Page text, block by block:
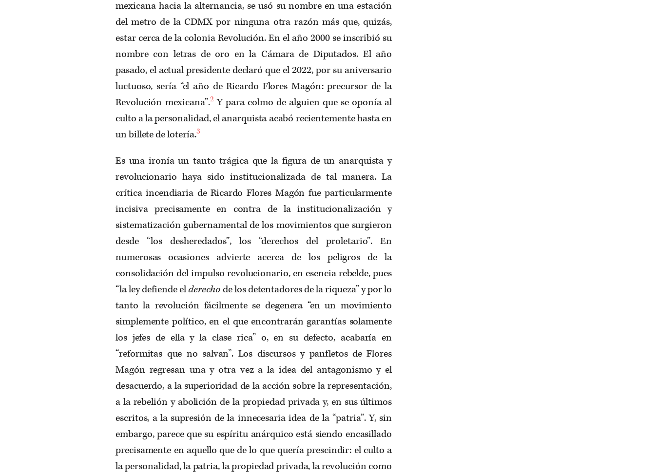
mexicana hacia la alternancia, se usó su nombre en una estación
del metro de la CDMX por ninguna otra razón más que, quizás,
estar cerca de la colonia Revolución. En el año 2000 se inscribió su
nombre con letras de oro en la Cámara de Diputados. El año
pasado, el actual presidente declaró que el 2022, por su aniversario
luctuoso, sería “el año de Ricardo Flores Magón: precursor de la
Revolución mexicana”.2 Y para colmo de alguien que se oponía al
culto a la personalidad, el anarquista acabó recientemente hasta en
un billete de lotería.3
Es una ironía un tanto trágica que la figura de un anarquista y
revolucionario haya sido institucionalizada de tal manera. La
crítica incendiaria de Ricardo Flores Magón fue particularmente
incisiva precisamente en contra de la institucionalización y
sistematización gubernamental de los movimientos que surgieron
desde “los desheredados”, los “derechos del proletario”. En
numerosas ocasiones advierte acerca de los peligros de la
consolidación del impulso revolucionario, en esencia rebelde, pues
“la ley defiende elderechode los detentadores de la riqueza” y por lo
tanto la revolución fácilmente se degenera “en un movimiento
simplemente político, en el que encontrarán garantías solamente
los jefes de ella y la clase rica” o, en su defecto, acabaría en
“reformitas que no salvan”. Los discursos y panfletos de Flores
Magón regresan una y otra vez a la idea del antagonismo y el
desacuerdo, a la superioridad de la acción sobre la representación,
a la rebelión y abolición de la propiedad privada y, en sus últimos
escritos, a la supresión de la innecesaria idea de la “patria”. Y, sin
embargo, parece que su espíritu anárquico está siendo encasillado
precisamente en aquello que de lo que quería prescindir: el culto a
la personalidad, la patria, la propiedad privada, la revolución como